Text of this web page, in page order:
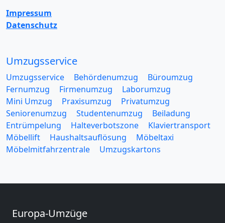
Impressum
Datenschutz
Umzugsservice
Umzugsservice Behördenumzug
Büroumzug
Fernumzug
Firmenumzug
Laborumzug
Mini Umzug
Praxisumzug
Privatumzug
Seniorenumzug
Studentenumzug
Beiladung
Entrümpelung
Halteverbotszone
Klaviertransport
Möbellift
Haushaltsauflösung
Möbeltaxi
Möbelmitfahrzentrale
Umzugskartons
Europa-Umzüge